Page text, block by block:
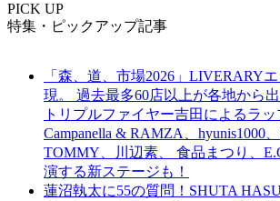
PICK UP
特集・ピックアップ記事
「森、道、市場2026」LIVERARY
現。 過去最多60店以上が各地から
トリプルファイヤー吉田によるラッ
Campanella & RAMZA、hyunis1000
TOMMY、川辺素、 食品まつり、
演する新ステージも！
蓮沼執太に55の質問！SHUTA